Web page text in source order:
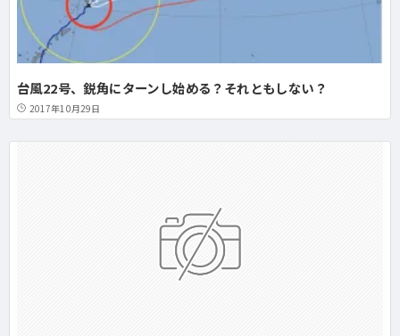
台風22号、鋭角にターンし始める？それともしない？
2017年10月29日